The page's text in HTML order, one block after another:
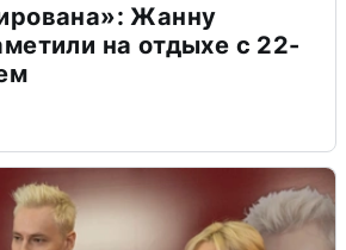
Жанну
на отдыхе с 22-